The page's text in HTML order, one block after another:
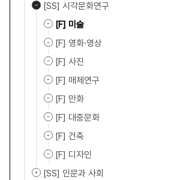
[SS] 시각문화연구
[F] 미술
[F] 영화·영상
[F] 사진
[F] 매체연구
[F] 만화
[F] 대중문화
[F] 건축
[F] 디자인
[SS] 인문과 사회